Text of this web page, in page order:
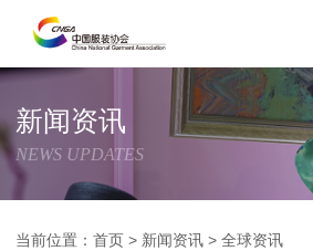
新闻资讯
NEWS UPDATES
当前位置：首页 > 新闻资讯 >全球资讯